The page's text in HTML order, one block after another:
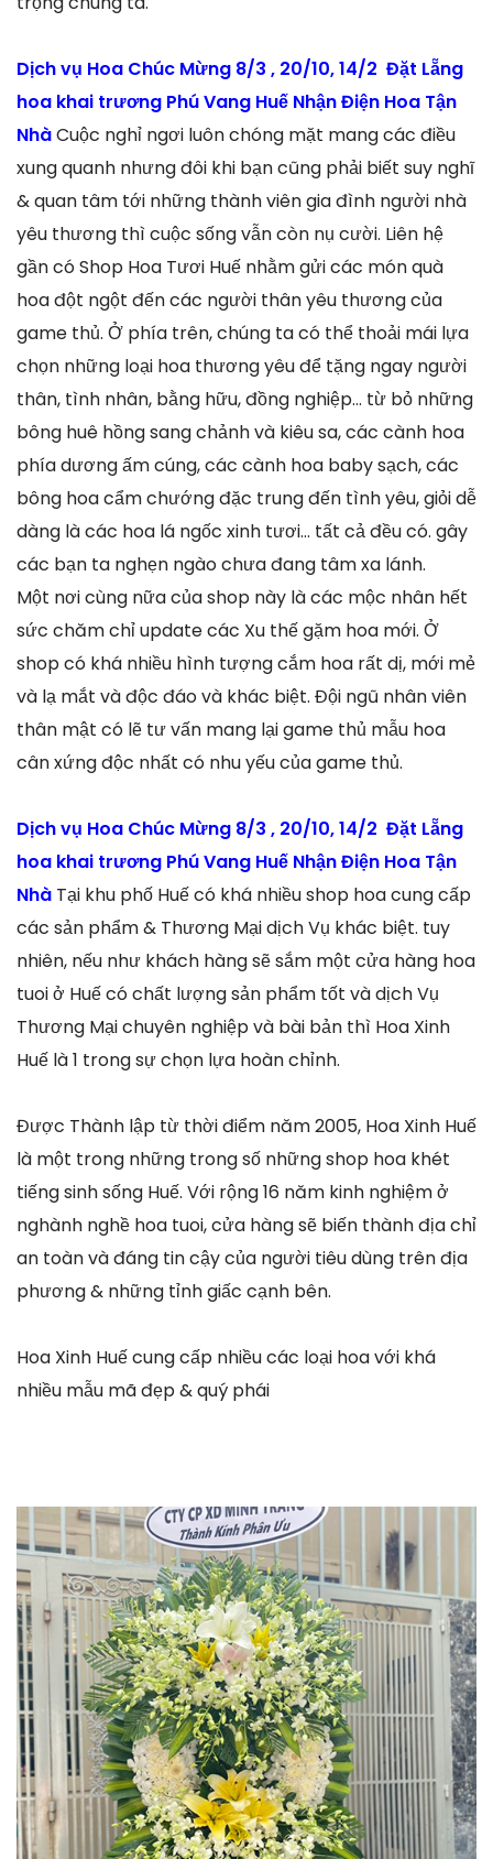
Dịch vụ Hoa Chúc Mừng 8/3 , 20/10, 14/2 Đặt Lẵng
hoa khai trương Phú Vang Huế Nhận Điện Hoa Tận
NhàCuộc nghỉ ngơi luôn chóng mặt mang các điều
xung quanh nhưng đôi khi bạn cũng phải biết suy nghĩ
& quan tâm tới những thành viên gia đình người nhà
yêu thương thì cuộc sống vẫn còn nụ cười. Liên hệ
gần có Shop Hoa Tươi Huế nhằm gửi các món quà
hoa đột ngột đến các người thân yêu thương của
game thủ. Ở phía trên, chúng ta có thể thoải mái lựa
chọn những loại hoa thương yêu để tặng ngay người
thân, tình nhân, bằng hữu, đồng nghiệp… từ bỏ những
bông huê hồng sang chảnh và kiêu sa, các cành hoa
phía dương ấm cúng, các cành hoa baby sạch, các
bông hoa cẩm chướng đặc trung đến tình yêu, giỏi dễ
dàng là các hoa lá ngốc xinh tươi… tất cả đều có. gây
các bạn ta nghẹn ngào chưa đang tâm xa lánh.
Một nơi cùng nữa của shop này là các mộc nhân hết
sức chăm chỉ update các Xu thế gặm hoa mới. Ở
shop có khá nhiều hình tượng cắm hoa rất dị, mới mẻ
và lạ mắt và độc đáo và khác biệt. Đội ngũ nhân viên
thân mật có lẽ tư vấn mang lại game thủ mẫu hoa
cân xứng độc nhất có nhu yếu của game thủ.
Dịch vụ Hoa Chúc Mừng 8/3 , 20/10, 14/2 Đặt Lẵng
hoa khai trương Phú Vang Huế Nhận Điện Hoa Tận
Nhà Tại khu phố Huế có khá nhiều shop hoa cung cấp
các sản phẩm & Thương Mại dịch Vụ khác biệt. tuy
nhiên, nếu như khách hàng sẽ sắm một cửa hàng hoa
tuoi ở Huế có chất lượng sản phẩm tốt và dịch Vụ
Thương Mại chuyên nghiệp và bài bản thì Hoa Xinh
Huế là 1 trong sự chọn lựa hoàn chỉnh.
Được Thành lập từ thời điểm năm 2005, Hoa Xinh Huế
là một trong những trong số những shop hoa khét
tiếng sinh sống Huế. Với rộng 16 năm kinh nghiệm ở
nghành nghề hoa tuoi, cửa hàng sẽ biến thành địa chỉ
an toàn và đáng tin cậy của người tiêu dùng trên địa
phương & những tỉnh giấc cạnh bên.
Hoa Xinh Huế cung cấp nhiều các loại hoa với khá
nhiều mẫu mã đẹp & quý phái